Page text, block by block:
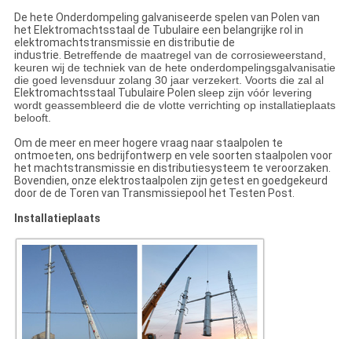
De hete Onderdompeling galvaniseerde spelen van Polen van
het Elektromachtsstaal de Tubulaire een belangrijke rol in
elektromachtstransmissie en distributie de
industrie. Betreffende de maatregel van de corrosieweerstand,
keuren wij de techniek van de hete onderdompelingsgalvanisatie
die goed levensduur zolang 30 jaar verzekert. Voorts die zal al
Elektromachtsstaal Tubulaire Polen sleep zijn vóór levering
wordt geassembleerd die de vlotte verrichting op installatieplaats
belooft.
Om de meer en meer hogere vraag naar staalpolen te
ontmoeten, ons bedrijfontwerp en vele soorten staalpolen voor
het machtstransmissie en distributiesysteem te veroorzaken.
Bovendien, onze elektrostaalpolen zijn getest en goedgekeurd
door de de Toren van Transmissiepool het Testen Post.
Installatieplaats